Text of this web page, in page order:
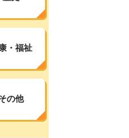
・福祉
の他